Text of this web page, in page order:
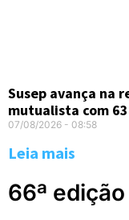
Susep avança na
mutualista com
07/08/2026 08:58
Leia mais
66ª